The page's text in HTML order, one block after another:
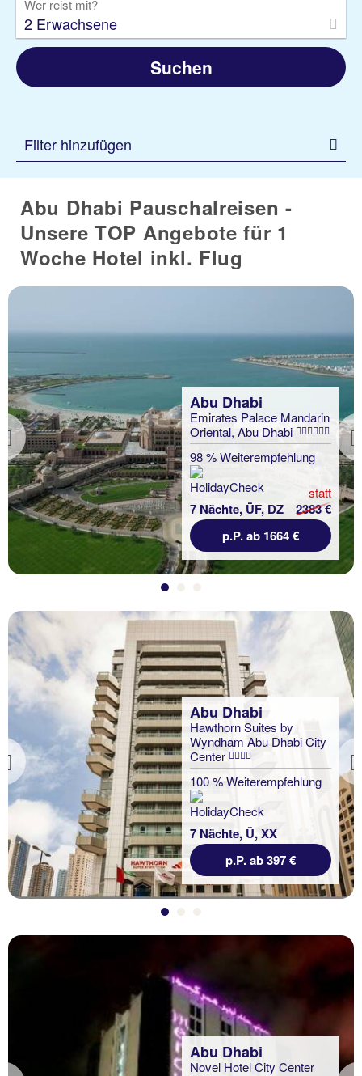
Wer reist mit?
2 Erwachsene
Suchen
Filter hinzufügen
Abu Dhabi Pauschalreisen -
Unsere TOP Angebote für 1
Woche Hotel inkl. Flug
Previous
Abu Dhabi
Emirates Palace Mandarin
Oriental, Abu Dhabi
98 % Weiterempfehlung
7 Nächte, ÜF, DZ
statt
2383 €
p.P. ab 1664 €
Previous
Abu Dhabi
Hawthorn Suites by
Wyndham Abu Dhabi City
Center
100 % Weiterempfehlung
7 Nächte, Ü, XX
p.P. ab 397 €
Abu Dhabi
Novel Hotel City Center